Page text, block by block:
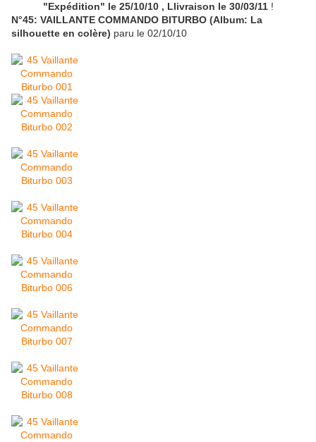
"Expédition" le 25/10/10 , Llivraison le 30/03/11!
N°45: VAILLANTE COMMANDO BITURBO (Album: La
silhouette en colère) paru le 02/10/10